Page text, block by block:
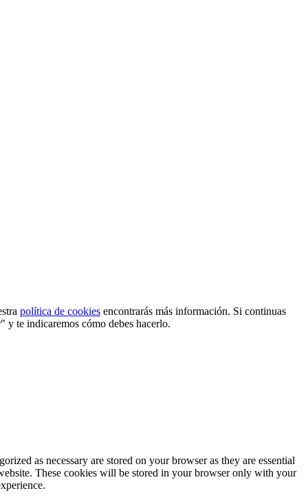
política de cookies encontrarás más información. Si continuas
y te indicaremos cómo debes hacerlo.
as necessary are stored on your browser as they are essential
These cookies will be stored in your browser only with your